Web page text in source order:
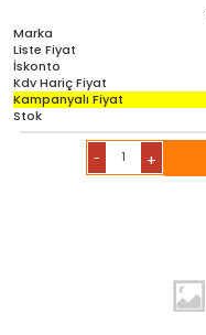
Marka
Liste Fiyat
İskonto
Kdv Hariç Fiyat
Kampanyalı Fiyat
Stok
- +